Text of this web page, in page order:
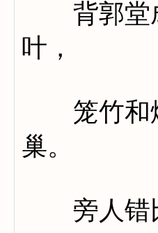
背郭堂成
叶，
笼竹和烟
巢。
旁人错比